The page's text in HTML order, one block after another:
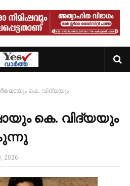
കെ. വിദ്യയും
കെ. വിദ്യയും
2026